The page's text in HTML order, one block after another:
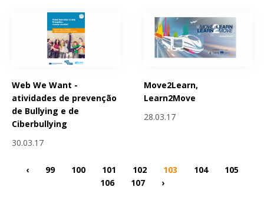
Web We Want -
atividades de prevenção
de Bullying e de
Ciberbullying
30.03.17
Move2Learn,
Learn2Move
28.03.17
‹ 99 100 101 102 103 104
105
106
107 ›